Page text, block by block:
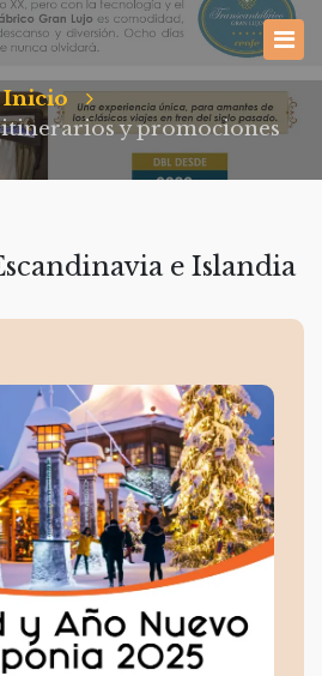
Inicio
y promociones
e Islandia